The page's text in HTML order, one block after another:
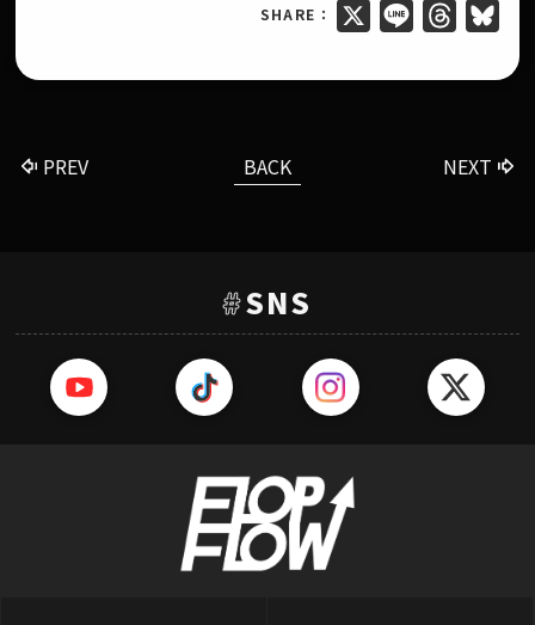
SHARE：
X LineThreads
PREV NEXT
BACK
#SNS